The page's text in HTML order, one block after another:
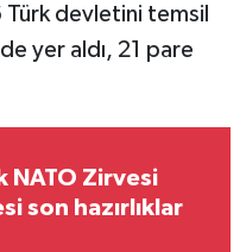
devletini temsil
yer aldı, 21 pare
NATO Zirvesi
son hazırlıklar